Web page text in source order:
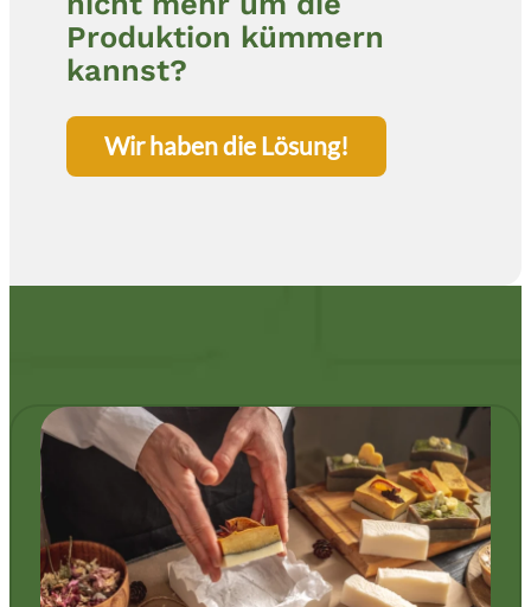
Produktion kümmern
kannst?
Wir haben die Lösung!